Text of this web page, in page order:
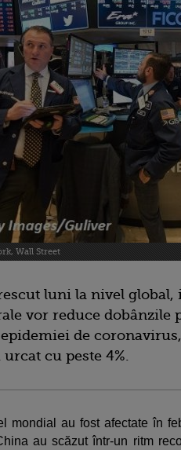
Wall Street
luni la nivel
vor reduce dobânzile
de
cu peste 4%.
mondial au fost afectate în
au scăzut într-un ritm